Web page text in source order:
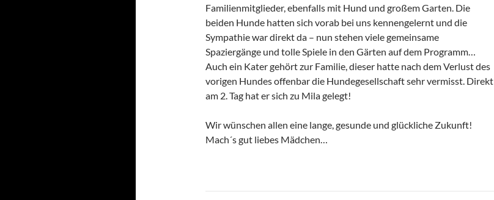
Familienmitglieder, ebenfalls mit Hund und großem Garten. Die
beiden Hunde hatten sich vorab bei uns kennengelernt und die
Sympathie war direkt da – nun stehen viele gemeinsame
Spaziergänge und tolle Spiele in den Gärten auf dem Programm…
Auch ein Kater gehört zur Familie, dieser hatte nach dem Verlust des
vorigen Hundes offenbar die Hundegesellschaft sehr vermisst. Direkt
am 2. Tag hat er sich zu Mila gelegt!
Wir wünschen allen eine lange, gesunde und glückliche Zukunft!
Mach´s gut liebes Mädchen…